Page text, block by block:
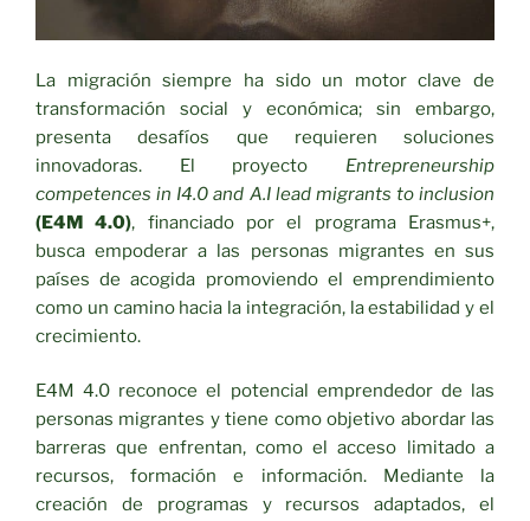
La migración siempre ha sido un motor clave de
transformación social y económica; sin embargo,
presenta desafíos que requieren soluciones
innovadoras. El proyecto Entrepreneurship
competences in I4.0 and A.I lead migrants to inclusion
(E4M 4.0), financiado por el programa Erasmus+,
busca empoderar a las personas migrantes en sus
países de acogida promoviendo el emprendimiento
como un camino hacia la integración, la estabilidad y el
crecimiento.
E4M 4.0 reconoce el potencial emprendedor de las
personas migrantes y tiene como objetivo abordar las
barreras que enfrentan, como el acceso limitado a
recursos, formación e información. Mediante la
creación de programas y recursos adaptados, el